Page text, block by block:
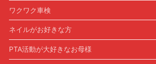
ワクワク車検
ネイルがお好きな方
PTA活動が大好きなお母様